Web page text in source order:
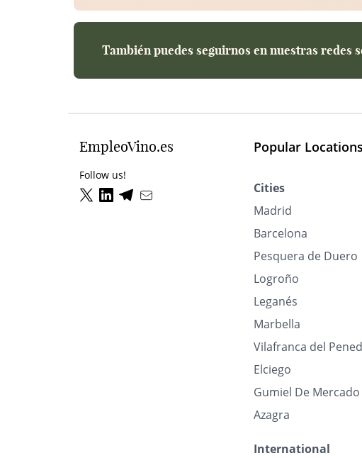
También puedes seguirnos en nuestras
EmpleoVino.es
Follow us!
Popular Locations
Cities
Madrid
Barcelona
Pesquera de Duero
Logroño
Leganés
Marbella
Vilafranca del
Elciego
Gumiel De Mercado
Azagra
International